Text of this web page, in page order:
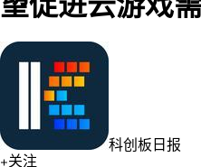
科创板日报
关注